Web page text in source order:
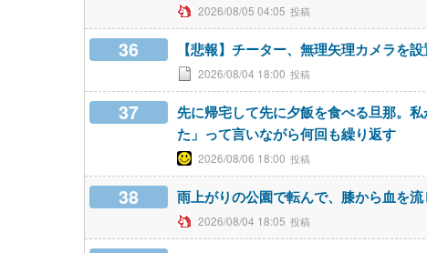
2026/08/05 04:05
36 【悲報】チーター、無理矢理カメラを
2026/08/04 18:00
37
先に帰宅して先に夕飯を食べる旦那。
た」って言いながら何回も繰り返す
2026/08/06 18:00
38 雨上がりの公園で転んで、膝から血を
2026/08/04 18:05